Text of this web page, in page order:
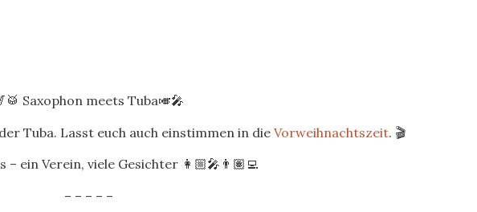
Saxophon meets Tuba🎺🎤
Tuba. Lasst euch auch einstimmen in dieVorweihnachtszeit. 🎬
– ein Verein, viele Gesichter 👩🏼‍🎤👨🏽‍💻
– – – – –